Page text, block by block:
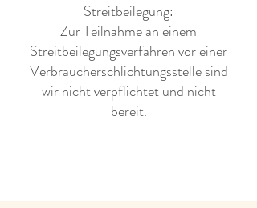
Streitbeilegung:
Zur Teilnahme an einem
Streitbeilegungsverfahren vor einer
Verbraucherschlichtungsstelle sind
wir nicht verpflichtet und nicht
bereit.